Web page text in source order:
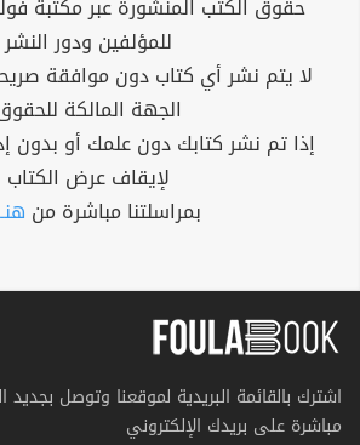
حقوق الكتب المنشورة عبر مكتبة
للمؤلفين ودور النشر
لا يتم نشر أي كتاب دون موافقة
الجهة المالكة
إذا تم نشر كتابك دون علمك أو بدون
لإيقاف عرض الكتاب
بمراسلتنا مباشرة من
اشترك بالقائمة البريدية لموقعنا وتوصل
مباشرة على بريدك الإلكتروني